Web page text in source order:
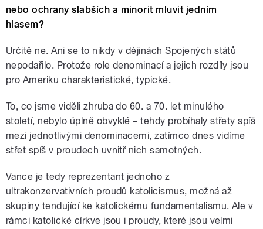
nebo ochrany slabších a minorit mluvit jedním
hlasem?
Určitě ne. Ani se to nikdy v dějinách Spojených států
nepodařilo. Protože role denominací a jejich rozdíly jsou
pro Ameriku charakteristické, typické.
To, co jsme viděli zhruba do 60. a 70. let minulého
století, nebylo úplně obvyklé – tehdy probíhaly střety spíš
mezi jednotlivými denominacemi, zatímco dnes vidíme
střet spíš v proudech uvnitř nich samotných.
Vance je tedy reprezentant jednoho z
ultrakonzervativních proudů katolicismus, možná až
skupiny tendující ke katolickému fundamentalismu. Ale v
rámci katolické církve jsou i proudy, které jsou velmi